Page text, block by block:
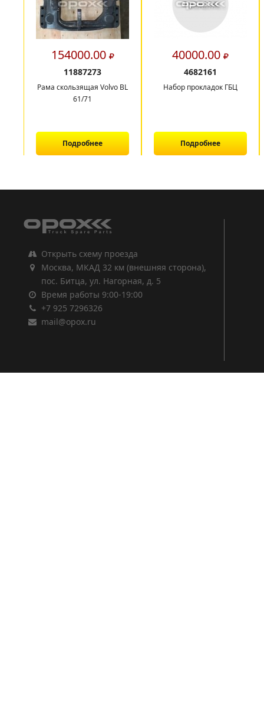
154000.00
11887273
Рама скользящая Volvo BL
61/71
Подробнее
40000.00
4682161
Набор прокладок ГБЦ
Подробнее
Открыть схему проезда
Москва, МКАД 32 км (внешняя сторона),
пос. Битца, ул. Нагорная, д. 5
Время работы 9:00-19:00
+7 925 7296326
mail@opox.ru